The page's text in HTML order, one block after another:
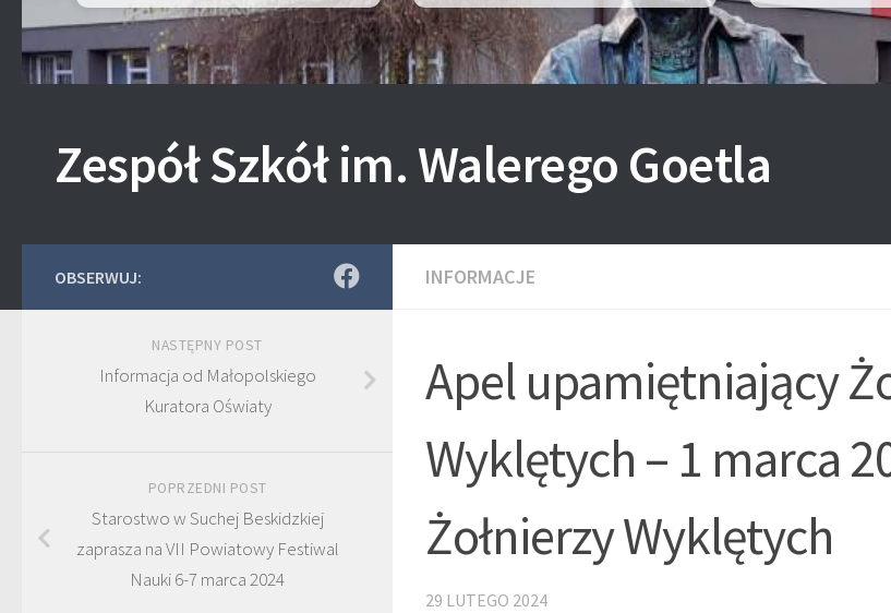
Zespół Szkół im. Walerego Goetla
INFORMACJE
Apel upamiętniający
Wyklętych – 1 marca
Żołnierzy Wyklętych
29 LUTEGO 2024
OBSERWUJ:
NASTĘPNY POST
Informacja od Małopolskiego
Kuratora Oświaty
POPRZEDNI POST
Starostwo w Suchej Beskidzkiej
zaprasza na VII Powiatowy Festiwal
Nauki 6-7 marca 2024